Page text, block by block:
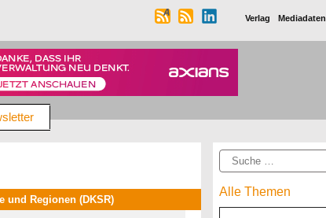
Verlag Mediadaten
und Regionen (DKSR)
Suche
Alle Themen